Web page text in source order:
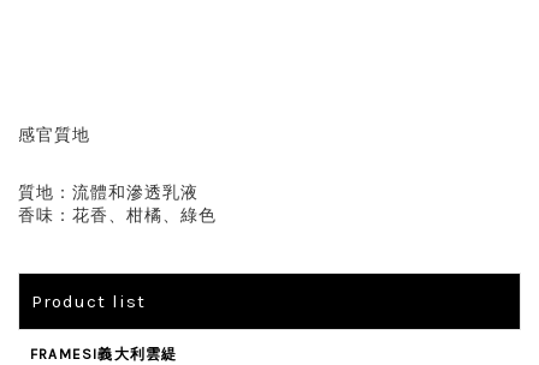
感官質地
質地：流體和滲透乳液
香味：花香、柑橘、綠色
Product list
FRAMESI義大利雲緹